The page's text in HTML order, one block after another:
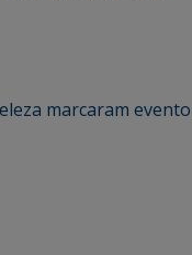
marcaram evento